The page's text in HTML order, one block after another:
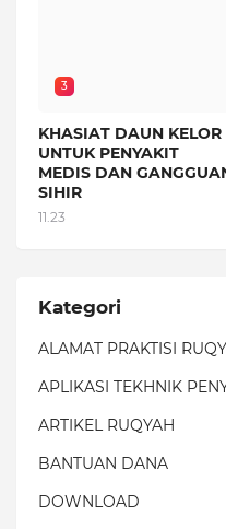
3
KHASIAT DAUN KELOR
UNTUK PENYAKIT
MEDIS DAN
SIHIR
11.23
Kategori
ALAMAT PRAKTISI
APLIKASI TEKHNIK
ARTIKEL RUQYAH
BANTUAN DANA
DOWNLOAD